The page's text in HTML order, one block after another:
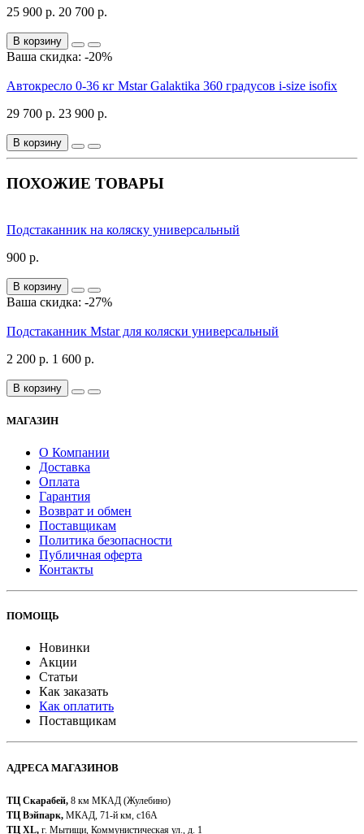
25 900 р. 20 700 р.
В корзину
Ваша скидка: -20%
Автокресло 0-36 кг Mstar Galaktika 360 градусов i-size isofix
29 700 р. 23 900 р.
В корзину
ПОХОЖИЕ ТОВАРЫ
Подстаканник на коляску универсальный
900 р.
В корзину
Ваша скидка: -27%
Подстаканник Mstar для коляски универсальный
2 200 р. 1 600 р.
В корзину
МАГАЗИН
О Компании
Доставка
Оплата
Гарантия
Возврат и обмен
Поставщикам
Политика безопасности
Публичная оферта
Контакты
ПОМОЩЬ
Новинки
Акции
Статьи
Как заказать
Как оплатить
Поставщикам
АДРЕСА МАГАЗИНОВ
ТЦ Скарабей, 8 км МКАД (Жулебино)
ТЦ Вэйпарк, МКАД, 71-й км, с16А
ТЦ XL, г. Мытищи, Коммунистическая ул., д. 1